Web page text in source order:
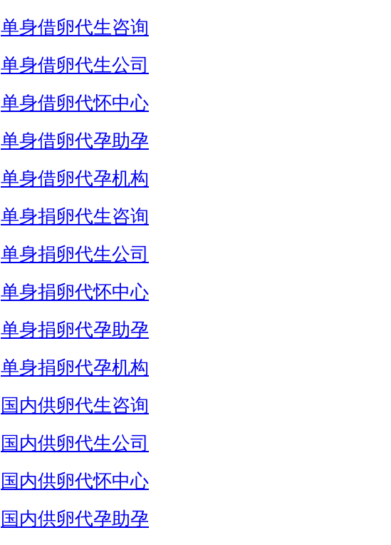
单身借卵代生咨询
单身借卵代生公司
单身借卵代怀中心
单身借卵代孕助孕
单身借卵代孕机构
单身捐卵代生咨询
单身捐卵代生公司
单身捐卵代怀中心
单身捐卵代孕助孕
单身捐卵代孕机构
国内供卵代生咨询
国内供卵代生公司
国内供卵代怀中心
国内供卵代孕助孕